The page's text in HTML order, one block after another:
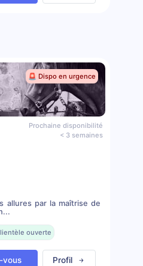
🚨 Dispo en urgence
Prochaine disponibilité
< 3 semaines
allures par la maîtrise de
ouverte
vous Profil